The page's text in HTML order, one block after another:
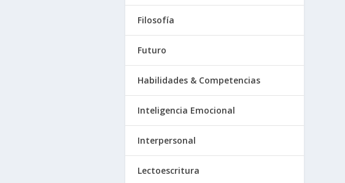
Filosofía
Futuro
Habilidades & Competencias
Inteligencia Emocional
Interpersonal
Lectoescritura